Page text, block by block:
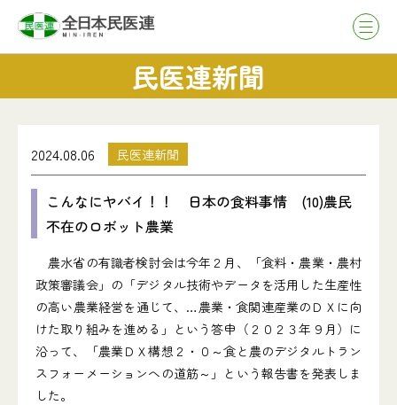
民医連新聞
2024.08.06 民医連新聞
こんなにヤバイ！！ 日本の食料事情 (10)農民
不在のロボット農業
農水省の有識者検討会は今年２月、「食料・農業・農村
政策審議会」の「デジタル技術やデータを活用した生産性
の高い農業経営を通じて、…農業・食関連産業のＤＸに向
けた取り組みを進める」という答申（２０２３年９月）に
沿って、「農業ＤＸ構想２・０～食と農のデジタルトラン
スフォーメーションへの道筋～」という報告書を発表しま
した。